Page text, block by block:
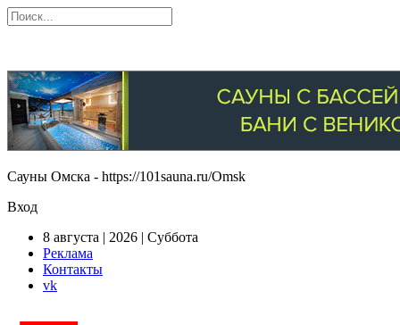
Сауны Омска - https://101sauna.ru/Omsk
Вход
8 августа | 2026 | Суббота
Реклама
Контакты
vk